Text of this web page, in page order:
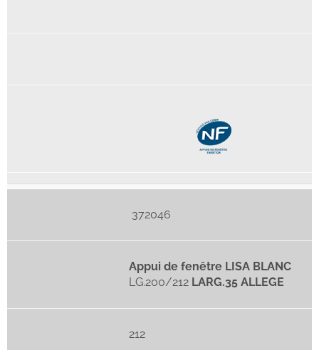
372046
Appui de fenêtre LISA BLANC
LG.200/212 LARG.35 ALLEGE
212